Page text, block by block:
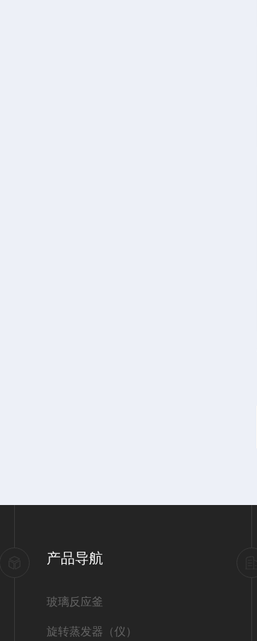
产品导航
玻璃反应釜
旋转蒸发器（仪）